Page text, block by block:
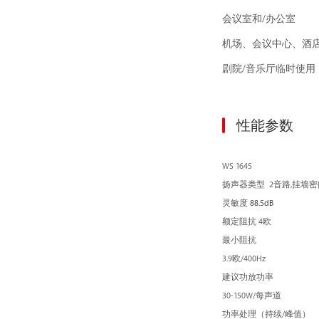
会议室和/办公室
机场、会议中心、酒
剧院/音乐厅临时使用
性能参数
WS 1645
扬声器类型 2音路,挂墙
灵敏度 88.5dB
额定阻抗 4欧
最小阻抗
3.9欧/400Hz
建议功放功率
30-150W/每声道
功率处理（持续/峰值）